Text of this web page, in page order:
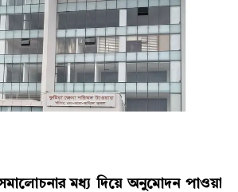
মধ্য দিয়ে অনুমোদন পাওয়া